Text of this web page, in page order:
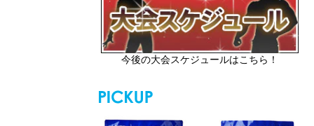
今後の大会スケジュールはこちら！